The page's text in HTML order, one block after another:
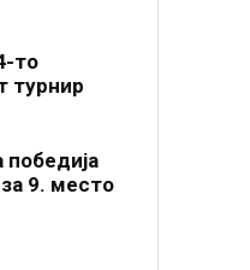
то
турнир
победија
за 9. место